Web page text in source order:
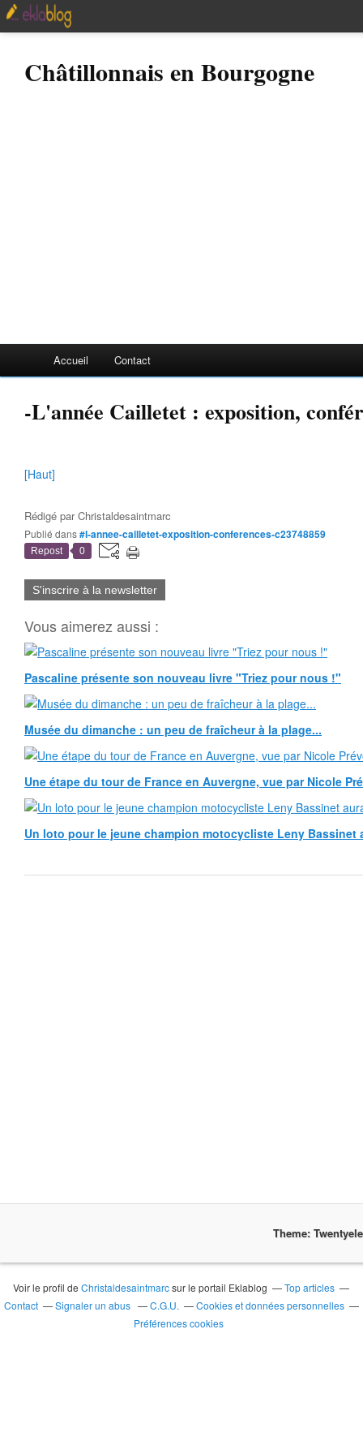
Châtillonnais en Bourgogne
Accueil Contact
-L'année Cailletet : exposition,
[Haut]
Rédigé parChristaldesaintmarc
Publié dans#l-annee-cailletet-exposition-conferences-c23748859
Repost 0
S'inscrire à la newsletter
Vous aimerez aussi :
Pascaline présente son nouveau livre "Triez pour nous !"
Musée du dimanche : un peu de fraîcheur à la plage...
Une étape du tour de France en Auvergne, vue par Nicole
Un loto pour le jeune champion motocycliste Leny Bassinet
Theme:
Voir le profil deChristaldesaintmarcsur le portail Eklablog
Top articles
Contact
Signaler un abus C.G.U.
Cookies et données personnelles
Préférences cookies